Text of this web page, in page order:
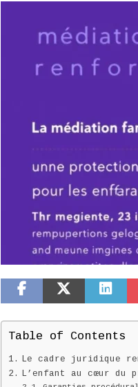
Table of Contents
Le cadre juridique
L’enfant au cœur du